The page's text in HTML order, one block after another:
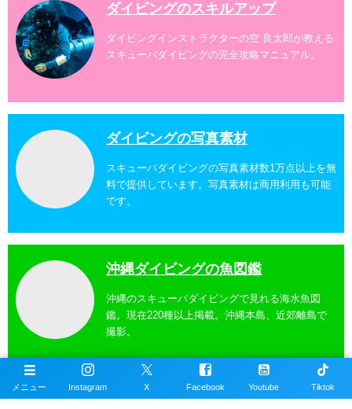
ダイビングのスキルアップ
ダイビングインストラクターの空 良太郎が教える
スキューバダイビングの完全攻略マニュアル。
ダイビングの写真素材
スキューバダイビングの写真素材数1万点以上を無
料で提供しています。写真素材は商用利用も可能
です。
沖縄ダイビングの魚図鑑
沖縄のスキューバダイビングで見れる海水魚図
鑑。現在220種以上掲載。沖縄本島、近郊離島で
撮影。
沖縄ダイビングスポット
メニュー Instagram X Facebook Youtube Tiktok